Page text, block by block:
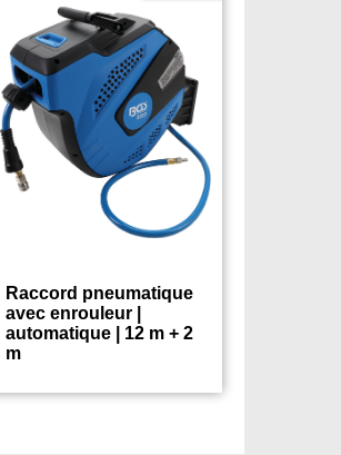
Raccord pneumatique
avec enrouleur |
automatique | 12 m + 2
m
€ 124.75